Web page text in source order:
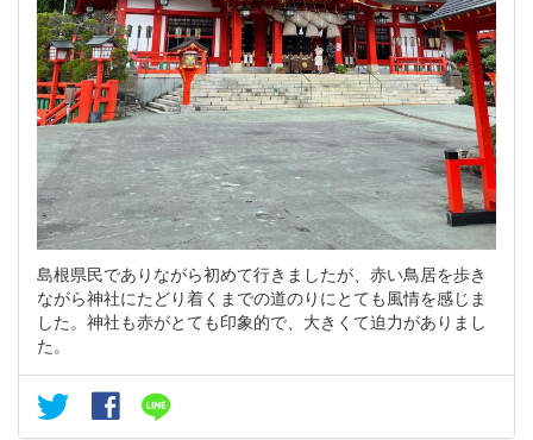
島根県民でありながら初めて行きましたが、赤い鳥居を歩き
ながら神社にたどり着くまでの道のりにとても風情を感じま
した。神社も赤がとても印象的で、大きくて迫力がありまし
た。